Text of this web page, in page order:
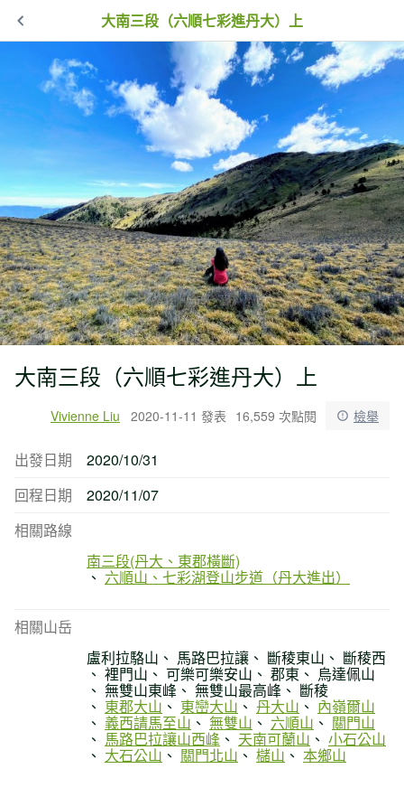
大南三段（六順七彩進丹大）上
大南三段（六順七彩進丹大）上
Vivienne Liu 2020-11-11 發表 16,559 次點閱 檢舉
出發日期
2020/10/31
回程日期
2020/11/07
相關路線
南三段(丹大、東郡橫斷)
六順山、七彩湖登山步道（丹大進出）
相關山岳
盧利拉駱山
馬路巴拉讓 斷稜東山 斷稜西
裡門山 可樂可樂安山 郡東 烏達佩山
無雙山東峰 無雙山最高峰 斷稜
東郡大山 東巒大山 丹大山 內嶺爾山
義西請馬至山 無雙山 六順山 關門山
馬路巴拉讓山西峰 天南可蘭山 小石公山
大石公山 關門北山 櫧山 本鄉山